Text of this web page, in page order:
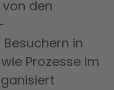
den
in
Prozesse im